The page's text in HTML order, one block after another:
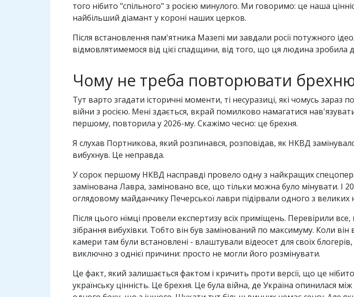
того нібито "спільного" з росією минулого. Ми говоримо: це наша
найбільший діамант у короні наших церков.
Після встановлення пам'ятника Мазепі ми завдали росії потужного
відмовлятимемося від цієї спадщини, від того, що ця людина зробила
Чому не треба повторювати
Тут варто згадати історичні моменти, ті несуразиці, які чомусь
війни з росією. Мені здається, вкрай помилково намагатися
першому, повторила у 2026-му. Скажімо чесно: це брехня.
Я слухав Портникова, який розпинався, розповідав, як НКВД
вибухнув. Це неправда.
У сорок першому НКВД насправді провело одну з найкращих
замінована Лавра, заміновано все, що тільки можна було мінувати. І 20
оглядовому майданчику Печерської лаври підірвали одного з великих
Після цього німці провели експертизу всіх приміщень. Перевірили
зібрання вибухівки. Тобто він був замінований по максимуму. Коли
камери там були встановлені - влаштували відеосет для своїх
виключно з однієї причини: просто не могли його розмінувати.
Це факт, який залишається фактом і кричить проти версії, що це
українську цінність. Це брехня. Це була війна, де Україна опинилася